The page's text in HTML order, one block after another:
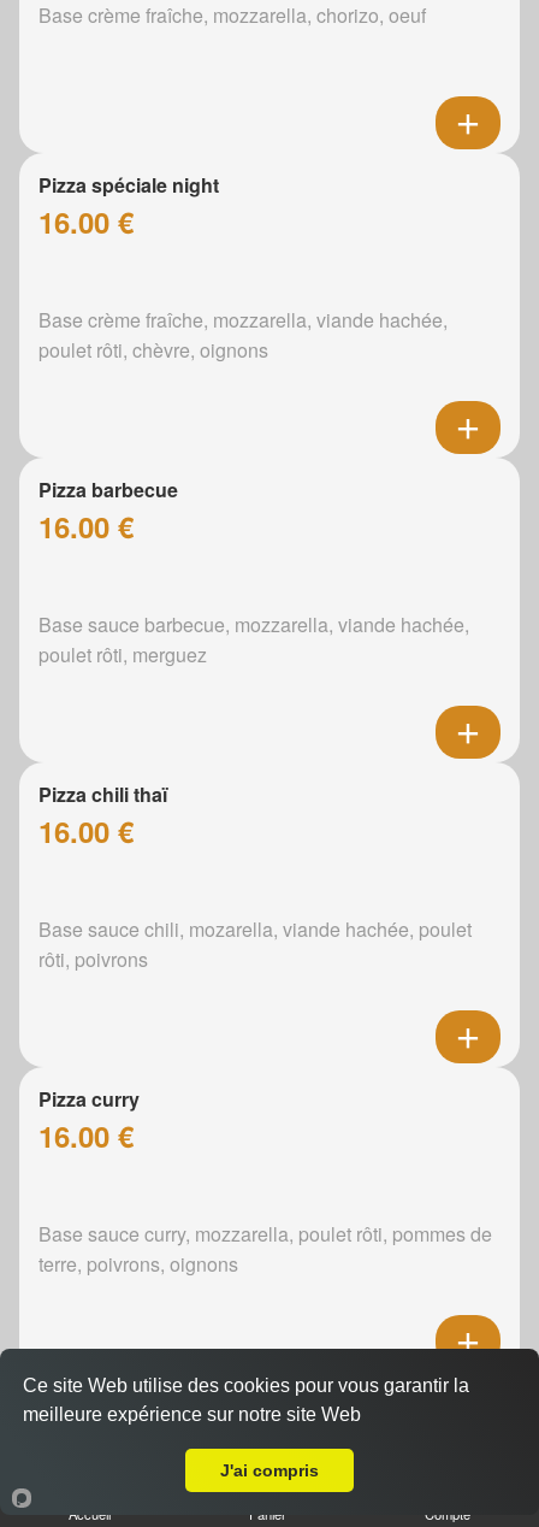
Base crème fraîche, mozzarella, chorizo, oeuf
Pizza spéciale night
16.00 €
Base crème fraîche, mozzarella, viande hachée,
poulet rôti, chèvre, oignons
Pizza barbecue
16.00 €
Base sauce barbecue, mozzarella, viande hachée,
poulet rôti, merguez
Pizza chili thaï
16.00 €
Base sauce chili, mozarella, viande hachée, poulet
rôti, poivrons
Pizza curry
16.00 €
Base sauce curry, mozzarella, poulet rôti, pommes de
terre, poivrons, oignons
Pizza boursin
Accueil Panier Compte
Ce site Web utilise des cookies pour vous garantir la
meilleure expérience sur notre site Web
J'ai compris